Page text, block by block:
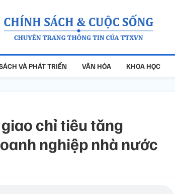
VÀ PHÁT TRIỂN VĂN HÓA KHOA HỌC
chỉ tiêu tăng
nghiệp nhà nước